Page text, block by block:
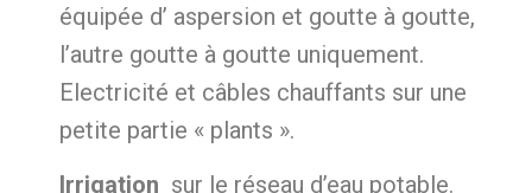
équipée d’ aspersion et goutte à goutte,
l’autre goutte à goutte uniquement.
Electricité et câbles chauffants sur une
petite partie « plants ».
Irrigation sur le réseau d’eau potable.